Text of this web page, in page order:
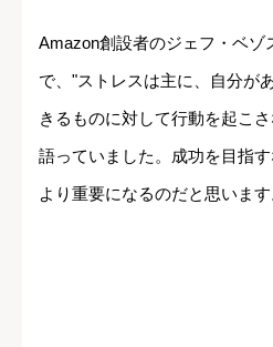
Amazon創設者のジェフ・ベゾ
で、"ストレスは主に、自分が
きるものに対して行動を起こ
語っていました。成功を目指
より重要になるのだと思います